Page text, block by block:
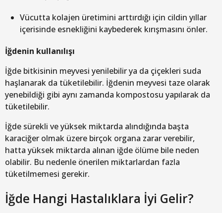
Vücutta kolajen üretimini arttırdığı için cildin yıllar
içerisinde esnekliğini kaybederek kırışmasını önler.
İğdenin kullanılışı
İğde bitkisinin meyvesi yenilebilir ya da çiçekleri suda
haşlanarak da tüketilebilir. İğdenin meyvesi taze olarak
yenebildiği gibi aynı zamanda kompostosu yapılarak da
tüketilebilir.
İğde sürekli ve yüksek miktarda alındığında başta
karaciğer olmak üzere birçok organa zarar verebilir,
hatta yüksek miktarda alınan iğde ölüme bile neden
olabilir. Bu nedenle önerilen miktarlardan fazla
tüketilmemesi gerekir.
İğde Hangi Hastalıklara İyi Gelir?